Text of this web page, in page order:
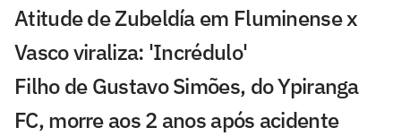
Atitude de Zubeldía em Fluminense x
Vasco viraliza: 'Incrédulo'
Filho de Gustavo Simões, do Ypiranga
FC, morre aos 2 anos após acidente